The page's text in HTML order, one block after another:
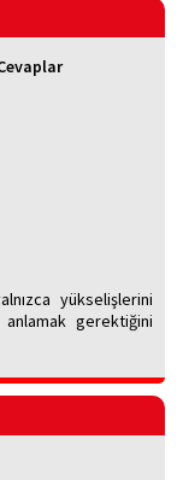
yükselişlerini
gerektiğini